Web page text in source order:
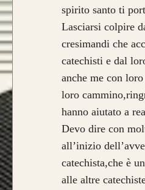
spirito santo ti
Lasciarsi colpire
cresimandi che
catechisti e dal
anche me con
loro
hanno aiutato a
Devo dire con
all’inizio
catechista,che è
alle altre